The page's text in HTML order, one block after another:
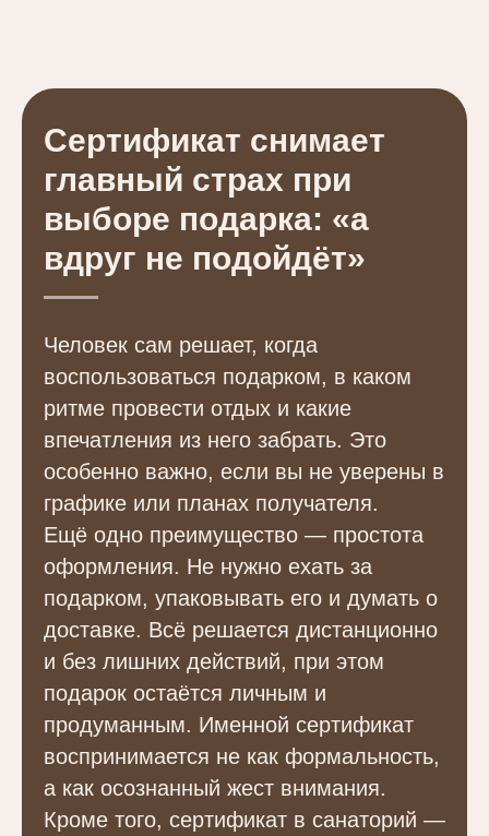
Сертификат снимает
главный страх при
выборе подарка: «а
вдруг не подойдёт»
Человек сам решает, когда
воспользоваться подарком, в каком
ритме провести отдых и какие
впечатления из него забрать. Это
особенно важно, если вы не уверены в
графике или планах получателя.
Ещё одно преимущество — простота
оформления. Не нужно ехать за
подарком, упаковывать его и думать о
доставке. Всё решается дистанционно
и без лишних действий, при этом
подарок остаётся личным и
продуманным. Именной сертификат
воспринимается не как формальность,
а как осознанный жест внимания.
Кроме того, сертификат в санаторий —